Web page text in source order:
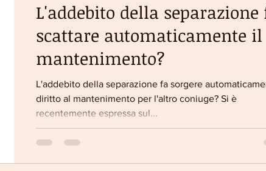
L'addebito della separazione
scattare automaticamente il
mantenimento?
L'addebito della separazione fa sorgere
diritto al mantenimento per l'altro coniuge? Si è
recentemente espressa sul...